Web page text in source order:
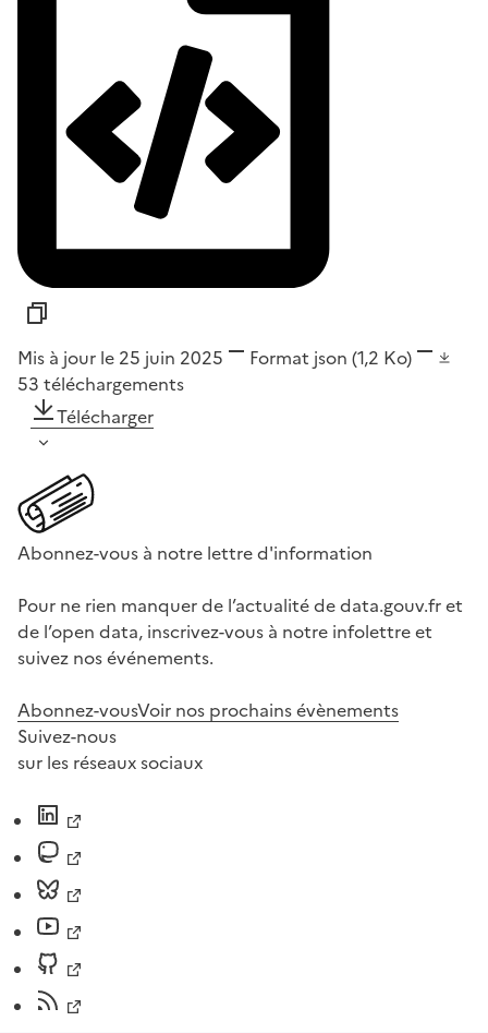
Mis à jour le 25 juin 2025 Format json (1,2 Ko)
53 téléchargements
Télécharger
Abonnez-vous à notre lettre d'information
Pour ne rien manquer de l’actualité de data.gouv.fr et
de l’open data, inscrivez-vous à notre infolettre et
suivez nos événements.
Abonnez-vousVoir nos prochains évènements
Suivez-nous
sur les réseaux sociaux